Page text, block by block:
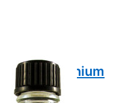
Duftöl Geranium
Duftöl Geranium